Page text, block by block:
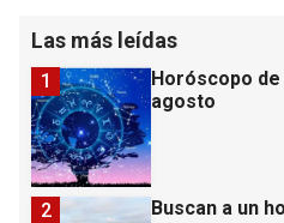
Las más leídas
Horóscopo
agosto
1
Buscan a un
2